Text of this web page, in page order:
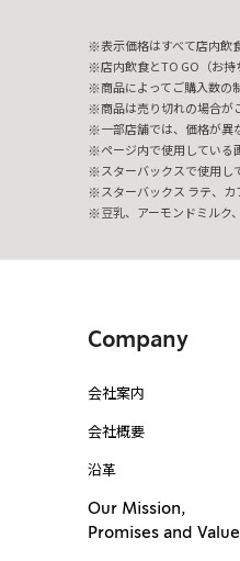
表示価格はすべて店内飲
店内飲食とTO GO（お
商品によってご購入数の
商品は売り切れの場合が
一部店舗では、価格が異
ページ内で使用している
スターバックスで使用し
スターバックス ラテ、
豆乳、アーモンドミルク
Company
会社案内
会社概要
沿革
Our Mission,
Promises and